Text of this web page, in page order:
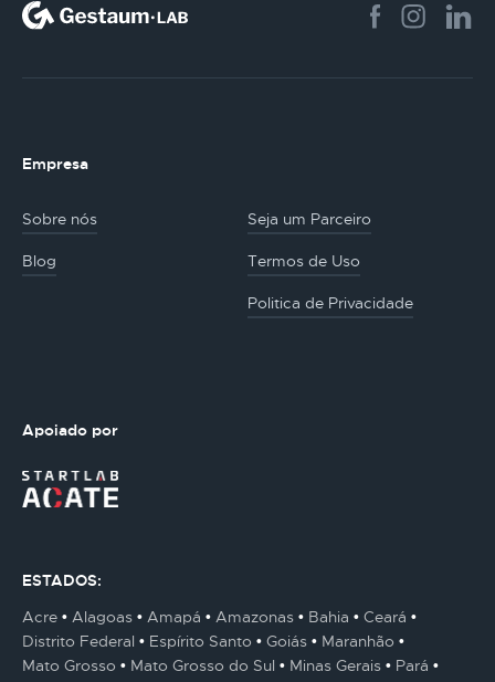
Empresa
Sobre nós Seja um Parceiro
Blog Termos de Uso
Politica de Privacidade
Apoiado por
ESTADOS:
Acre
Alagoas Amapá Amazonas Bahia
Ceará
Distrito Federal
Espírito Santo Goiás
Maranhão
Mato Grosso
Mato Grosso do Sul Minas Gerais
Pará